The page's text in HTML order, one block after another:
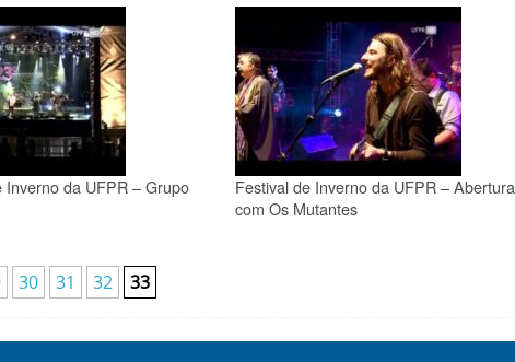
Inverno da UFPR – Grupo
Festival de Inverno da UFPR – Abertura
com Os Mutantes
30 31 32 33